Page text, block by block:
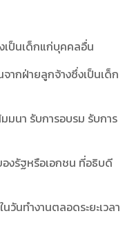
เป็นเด็กแก่บุคคลอื่น
ากฝ่ายลูกจ้างซึ่งเป็นเด็ก
มนา รับการอบรม รับการ
งรัฐหรือเอกชน ที่อธิบดี
วันทำงานตลอดระยะเวลา